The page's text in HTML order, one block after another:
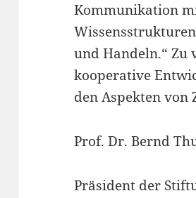
Kommunikation
und Handeln.“ Zu
kooperative
den Aspekten
Prof. Dr. Bernd
Präsident der